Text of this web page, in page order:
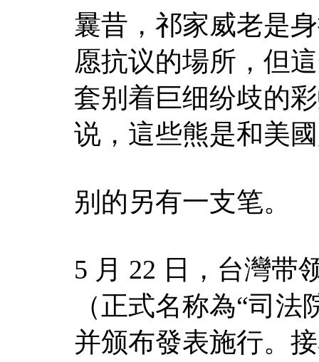
曩昔，祁家威老是
愿抗议的場所，但
套别着巨细纷歧的
说，這些熊是和美
别的另有一支笔。
5 月 22 日，台灣带
（正式名称為“司
并颁布發表施行。